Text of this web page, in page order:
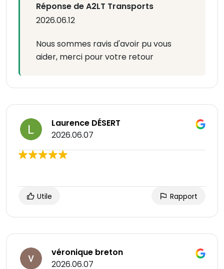
Réponse de A2LT Transports
2026.06.12
Nous sommes ravis d'avoir pu vous
aider, merci pour votre retour
Laurence DÉSERT
2026.06.07
Utile Rapport
véronique breton
2026.06.07